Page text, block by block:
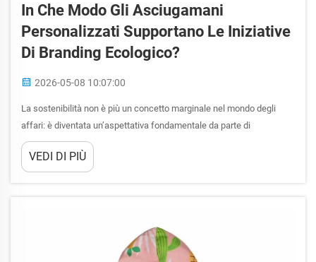
In Che Modo Gli Asciugamani
Personalizzati Supportano Le Iniziative
Di Branding Ecologico?
2026-05-08 10:07:00
La sostenibilità non è più un concetto marginale nel mondo degli
affari: è diventata un’aspettativa fondamentale da parte di
consumatori, partner e investitori. Aziende di tutti i settori stanno
attivamente cercando modi per allineare i propri materiali
VEDI DI PIÙ